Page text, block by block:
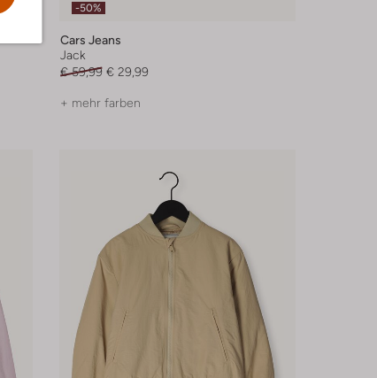
-50%
Cars Jeans
Jack
€ 59,99 € 29,99
+ mehr farben